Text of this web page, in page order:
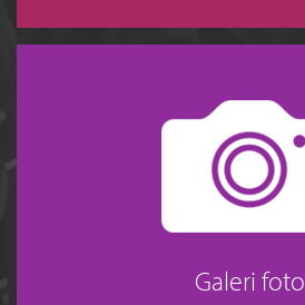
Galeri foto